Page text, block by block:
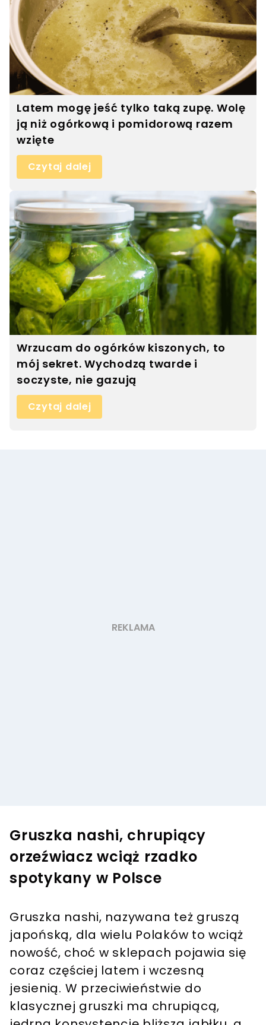
Latem mogę jeść tylko taką zupę. Wolę
ją niż ogórkową i pomidorową razem
wzięte
Czytaj dalej
Wrzucam do ogórków kiszonych, to
mój sekret. Wychodzą twarde i
soczyste, nie gazują
Czytaj dalej
Gruszka nashi, chrupiący
orzeźwiacz wciąż rzadko
spotykany w Polsce
Gruszka nashi, nazywana też gruszą
japońską, dla wielu Polaków to wciąż
nowość, choć w sklepach pojawia się
coraz częściej latem i wczesną
jesienią. W przeciwieństwie do
klasycznej gruszki ma chrupiącą,